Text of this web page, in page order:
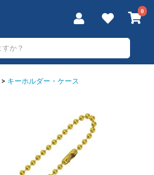
0
> キーホルダー・ケース